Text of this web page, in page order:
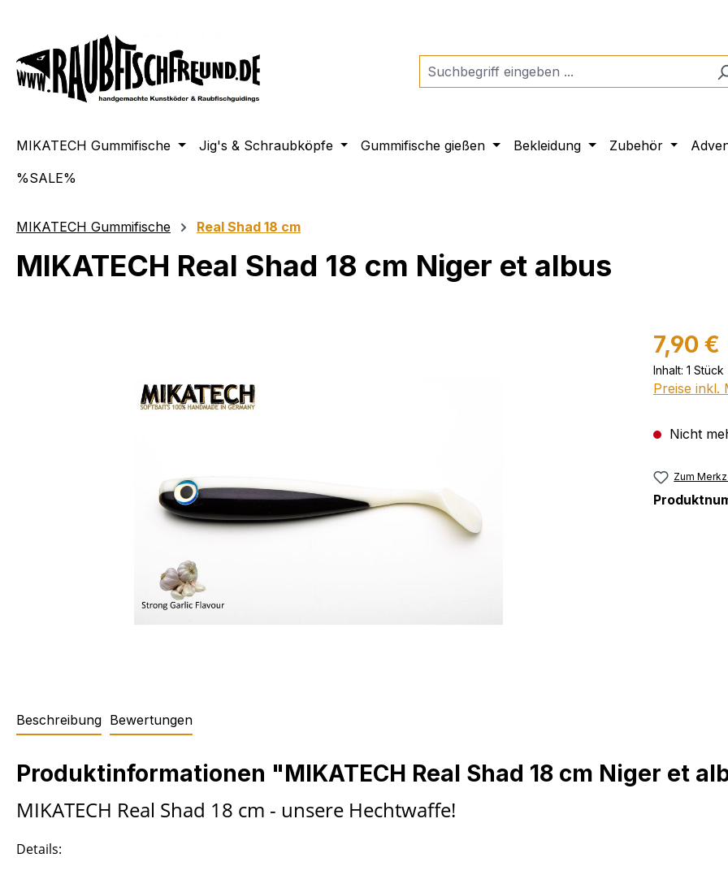
MIKATECH Gummifische Jig's & Schraubköpfe Gummifische gießen Bekleidung Zubehör
%SALE%
MIKATECH Gummifische Real Shad 18 cm
MIKATECH Real Shad 18 cm Niger et albus
7,90 €
Inhalt: 1 Stück
Preise inkl.
Nicht
Zum
Beschreibung Bewertungen
Produktinformationen "MIKATECH Real Shad 18 cm Niger et
MIKATECH Real Shad 18 cm - unsere Hechtwaffe!
Details: